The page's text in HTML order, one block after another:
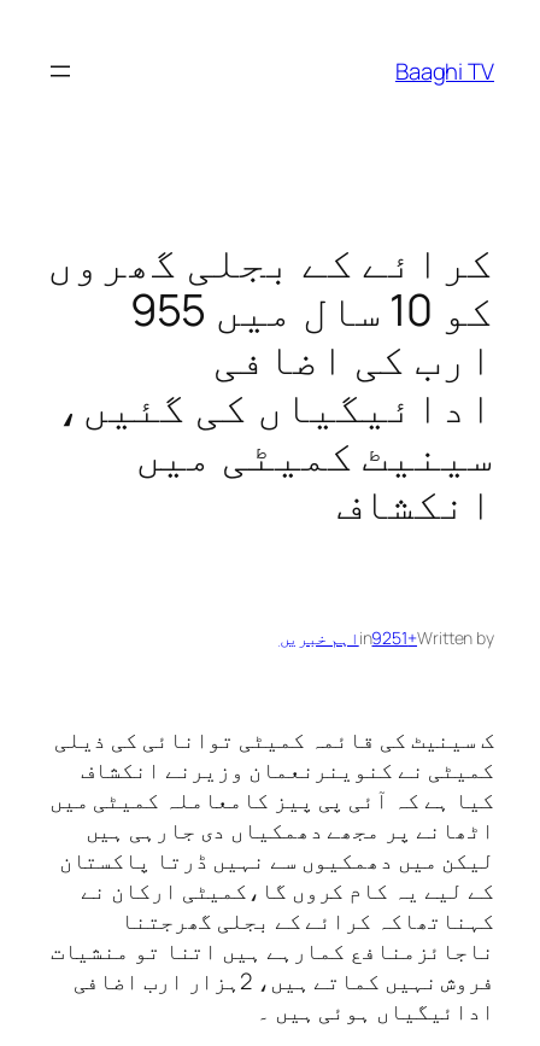
content
Baaghi TV
کرائے کے بجلی گھروں‌
کو 10 سال میں 955
ارب کی اضافی
ادائیگیاں‌ کی گئیں،
سینیٹ کمیٹی میں
انکشاف
Written by
+9251
in اہم خبریں
ک سینیٹ کی قائمہ کمیٹی توانائی کی ذیلی
کمیٹی نے کنوینرنعمان وزیرنے انکشاف
کیا ہے کہ آئی پی پیز کامعاملہ کمیٹی میں
اٹھانے پر مجھے دھمکیاں دی جارہی ہیں
لیکن میں‌ دھمکیوں سے نہیں ڈرتا پاکستان
کے لیے یہ کام کروں گا،کمیٹی ارکان نے
کہناتھاکہ کرائے کے بجلی گھرجتنا
ناجائزمنافع کمارہے ہیں اتنا تو منشیات
فروش نہیں کماتے ہیں، 2ہزار ارب اضافی
ادائیگیاں ہوئی ہیں ۔